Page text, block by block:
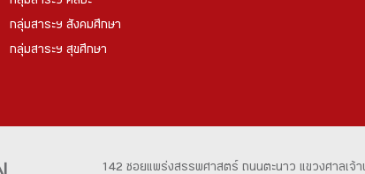
กลุ่มสาระฯ สังคมศึกษา
กลุ่มสาระฯ สุขศึกษา
142 ซอยแพร่งสรรพศาสตร์ ถนนตะนาว แขวงศาลเจ้